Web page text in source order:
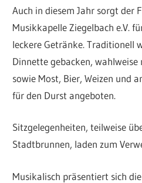
Auch in diesem Jahr sorgt der
Musikkapelle Ziegelbach e.V.
leckere Getränke. Traditionell
Dinnette gebacken, wahlweise
sowie Most, Bier, Weizen und
für den Durst angeboten.
Sitzgelegenheiten, teilweise
Stadtbrunnen, laden zum
Musikalisch präsentiert sich